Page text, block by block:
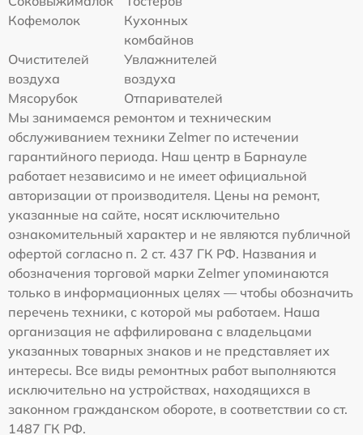
Кофемолок
Кухонных
комбайнов
Очистителей
воздуха
Увлажнителей
воздуха
Мясорубок
Отпаривателей
Мы занимаемся ремонтом и техническим
обслуживанием техники Zelmer по истечении
гарантийного периода. Наш центр в Барнауле
работает независимо и не имеет официальной
авторизации от производителя. Цены на ремонт,
указанные на сайте, носят исключительно
ознакомительный характер и не являются публичной
офертой согласно п. 2 ст. 437 ГК РФ. Названия и
обозначения торговой марки Zelmer упоминаются
только в информационных целях — чтобы обозначить
перечень техники, с которой мы работаем. Наша
организация не аффилирована с владельцами
указанных товарных знаков и не представляет их
интересы. Все виды ремонтных работ выполняются
исключительно на устройствах, находящихся в
законном гражданском обороте, в соответствии со ст.
1487 ГК РФ.